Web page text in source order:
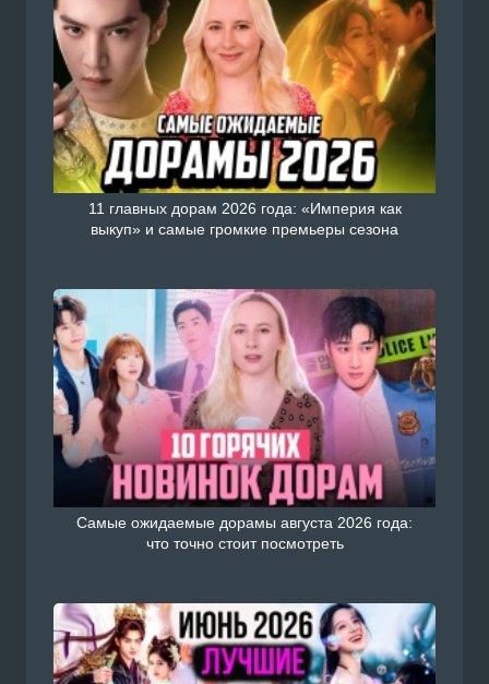
11 главных дорам 2026 года: «Империя как
выкуп» и самые громкие премьеры сезона
Самые ожидаемые дорамы августа 2026 года:
что точно стоит посмотреть